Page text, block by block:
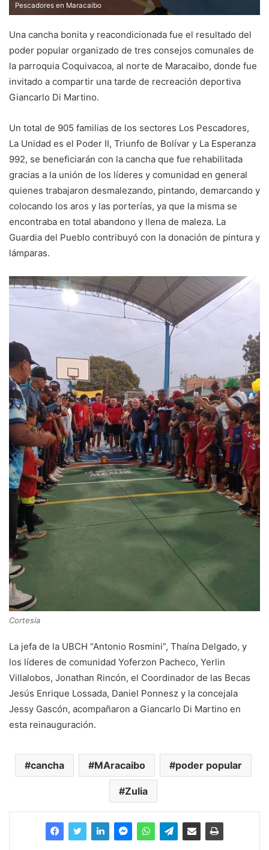
Pescadores en Maracaibo
Una cancha bonita y reacondicionada fue el resultado del
poder popular organizado de tres consejos comunales de
la parroquia Coquivacoa, al norte de Maracaibo, donde fue
invitado a compartir una tarde de recreación deportiva
Giancarlo Di Martino.
Un total de 905 familias de los sectores Los Pescadores,
La Unidad es el Poder II, Triunfo de Bolívar y La Esperanza
992, se beneficiarán con la cancha que fue rehabilitada
gracias a la unión de los líderes y comunidad en general
quienes trabajaron desmalezando, pintando, demarcando y
colocando los aros y las porterías, ya que la misma se
encontraba en total abandono y llena de maleza. La
Guardia del Pueblo contribuyó con la donación de pintura y
lámparas.
Cortesía
La jefa de la UBCH “Antonio Rosmini”, Thaína Delgado, y
los líderes de comunidad Yoferzon Pacheco, Yerlin
Villalobos, Jonathan Rincón, el Coordinador de las Becas
Jesús Enrique Lossada, Daniel Ponnesz y la concejala
Jessy Gascón, acompañaron a Giancarlo Di Martino en
esta reinauguración.
cancha MAracaibo poder popular
Zulia